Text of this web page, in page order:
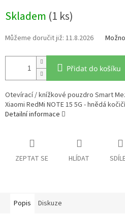
cena:
Skladem (1 ks)
11.8.2026
Přidat do košíku
Otevírací / knížkové pouzdro Smart
Xiaomi RedMi NOTE 15 5G - hnědá
Detailní informace
ZEPTAT SE HLÍDAT
Popis Diskuze